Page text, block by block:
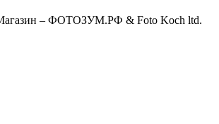
– ФОТОЗУМ.РФ & Foto Koch ltd.